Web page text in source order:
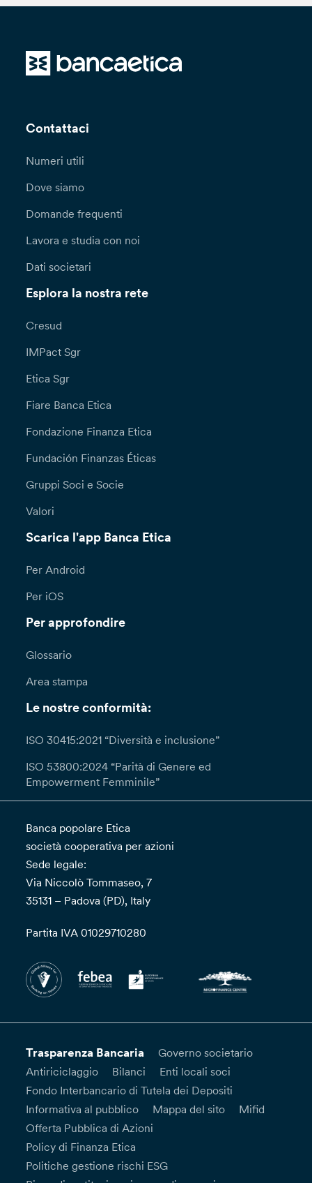
Contattaci
Numeri utili
Dove siamo
Domande frequenti
Lavora e studia con noi
Dati societari
Esplora la nostra rete
Cresud
IMPact Sgr
Etica Sgr
Fiare Banca Etica
Fondazione Finanza Etica
Fundación Finanzas Éticas
Gruppi Soci e Socie
Valori
Scarica l'app Banca Etica
Per Android
Per iOS
Per approfondire
Glossario
Area stampa
Le nostre conformità:
ISO 30415:2021 “Diversità e inclusione”
ISO 53800:2024 “Parità di Genere ed
Empowerment Femminile”
Banca popolare Etica
società cooperativa per azioni
Sede legale:
Via Niccolò Tommaseo, 7
35131 – Padova (PD), Italy
Partita IVA 01029710280
Trasparenza Bancaria
Governo societario
Antiriciclaggio
Bilanci
Enti locali soci
Fondo Interbancario di Tutela dei Depositi
Informativa al pubblico
Mappa del sito
Mifid
Offerta Pubblica di Azioni
Policy di Finanza Etica
Politiche gestione rischi ESG